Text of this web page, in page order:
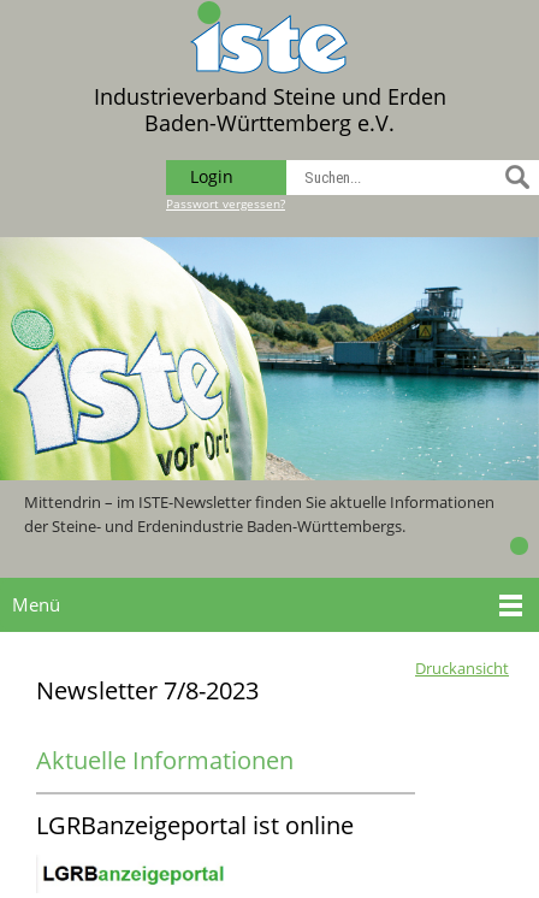
Industrieverband Steine und Erden
Baden-Württemberg e.V.
Login
Passwort vergessen?
Mittendrin – im ISTE-Newsletter finden Sie aktuelle Informationen
der Steine- und Erdenindustrie Baden-Württembergs.
Menü
Druckansicht
Newsletter 7/8-2023
Aktuelle Informationen
LGRBanzeigeportal ist online